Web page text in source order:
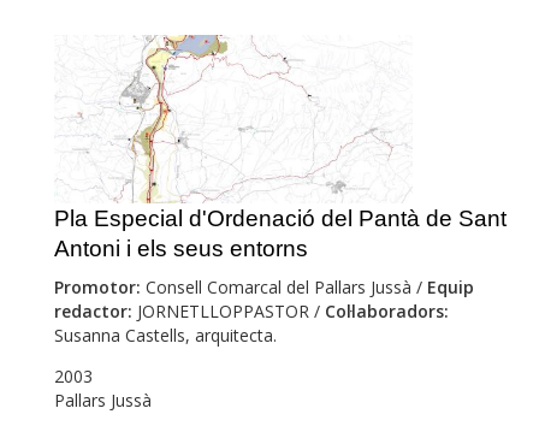
Pla Especial d'Ordenació del Pantà de Sant
Antoni i els seus entorns
Promotor: Consell Comarcal del Pallars Jussà / Equip
redactor: JORNETLLOPPASTOR / Col·laboradors:
Susanna Castells, arquitecta.
2003
Pallars Jussà